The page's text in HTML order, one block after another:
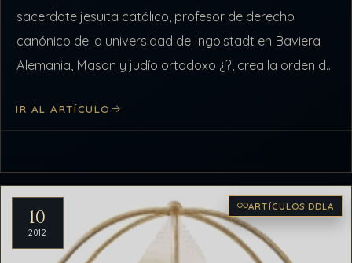
sacerdote jesuita católico, profesor de derecho
canónico de la universidad de Ingolstadt en Baviera
Alemania, Mason y judío ortodoxo ¿?, crea la orden de
IR AL ARTÍCULO
10
2012
ARTÍCULOS DDLA